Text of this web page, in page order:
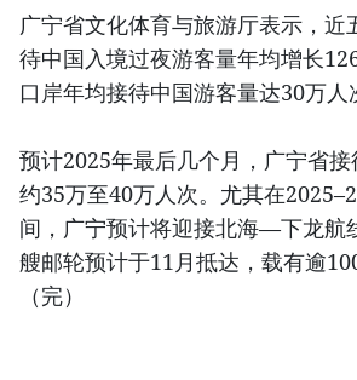
广宁省文化体育与旅游厅表示，近
待中国入境过夜游客量年均增长
口岸年均接待中国游客量达30万人
预计2025年最后几个月，广宁省
约35万至40万人次。尤其在
间，广宁预计将迎接北海—下龙航
艘邮轮预计于11月抵达，载有逾
（完）